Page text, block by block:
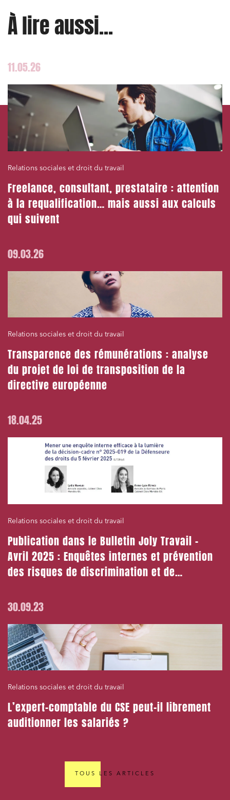
À lire aussi...
11.05.26
Relations sociales et droit du travail
Freelance, consultant, prestataire : attention
à la requalification… mais aussi aux calculs
qui suivent
09.03.26
Relations sociales et droit du travail
Transparence des rémunérations : analyse
du projet de loi de transposition de la
directive européenne
18.04.25
Relations sociales et droit du travail
Publication dans le Bulletin Joly Travail –
Avril 2025 : Enquêtes internes et prévention
des risques de discrimination et de
30.09.23
Relations sociales et droit du travail
L’expert-comptable du CSE peut-il librement
auditionner les salariés ?
TOUS LES ARTICLES
Commande publique
Projets immobiliers
Urbanisme et aménagement
Banque finance et assurance
Droit des sociétés et Fusions-Acquisitions